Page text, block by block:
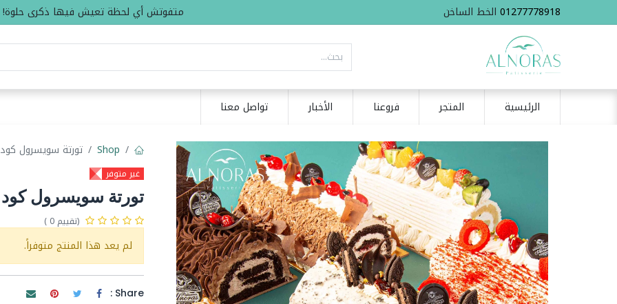
01277778918 الخط الساخن متفوتش أي لحظة تعيش فيها ذكرى حلوة!
الرئيسية المتجر فروعنا الأخبار تواصل معنا
Shop تورتة سويسرول كود
غير متوفر
تورتة سويسرول كود
(تقييم 0 )
لم يعد هذا المنتج متوفراً.
Share :